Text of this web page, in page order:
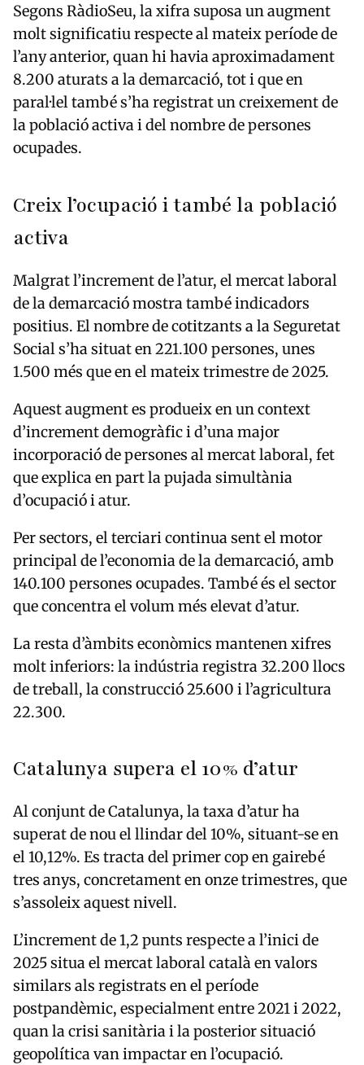
Segons RàdioSeu, la xifra suposa un augment
molt significatiu respecte al mateix període de
l’any anterior, quan hi havia aproximadament
8.200 aturats a la demarcació, tot i que en
paral·lel també s’ha registrat un creixement de
la població activa i del nombre de persones
ocupades.
Creix l’ocupació i també la població
activa
Malgrat l’increment de l’atur, el mercat laboral
de la demarcació mostra també indicadors
positius. El nombre de cotitzants a la Seguretat
Social s’ha situat en 221.100 persones, unes
1.500 més que en el mateix trimestre de 2025.
Aquest augment es produeix en un context
d’increment demogràfic i d’una major
incorporació de persones al mercat laboral, fet
que explica en part la pujada simultània
d’ocupació i atur.
Per sectors, el terciari continua sent el motor
principal de l’economia de la demarcació, amb
140.100 persones ocupades. També és el sector
que concentra el volum més elevat d’atur.
La resta d’àmbits econòmics mantenen xifres
molt inferiors: la indústria registra 32.200 llocs
de treball, la construcció 25.600 i l’agricultura
22.300.
Catalunya supera el 10% d’atur
Al conjunt de Catalunya, la taxa d’atur ha
superat de nou el llindar del 10%, situant-se en
el 10,12%. Es tracta del primer cop en gairebé
tres anys, concretament en onze trimestres, que
s’assoleix aquest nivell.
L’increment de 1,2 punts respecte a l’inici de
2025 situa el mercat laboral català en valors
similars als registrats en el període
postpandèmic, especialment entre 2021 i 2022,
quan la crisi sanitària i la posterior situació
geopolítica van impactar en l’ocupació.